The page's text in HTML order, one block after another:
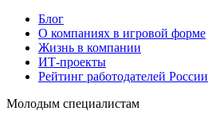
Блог
О компаниях в игровой форме
Жизнь в компании
ИТ-проекты
Рейтинг работодателей России
Молодым специалистам